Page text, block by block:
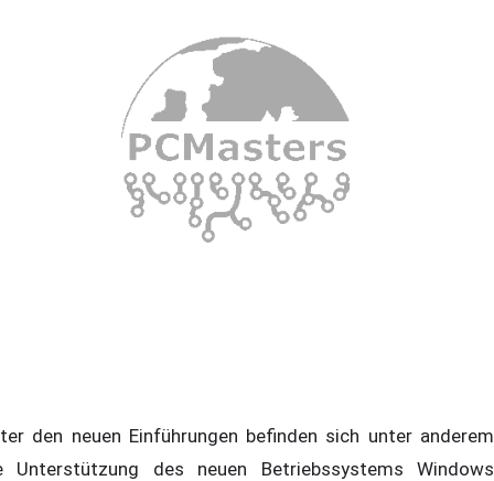
den neuen Einführungen befinden sich unter anderem
Unterstützung des neuen Betriebssystems Windows